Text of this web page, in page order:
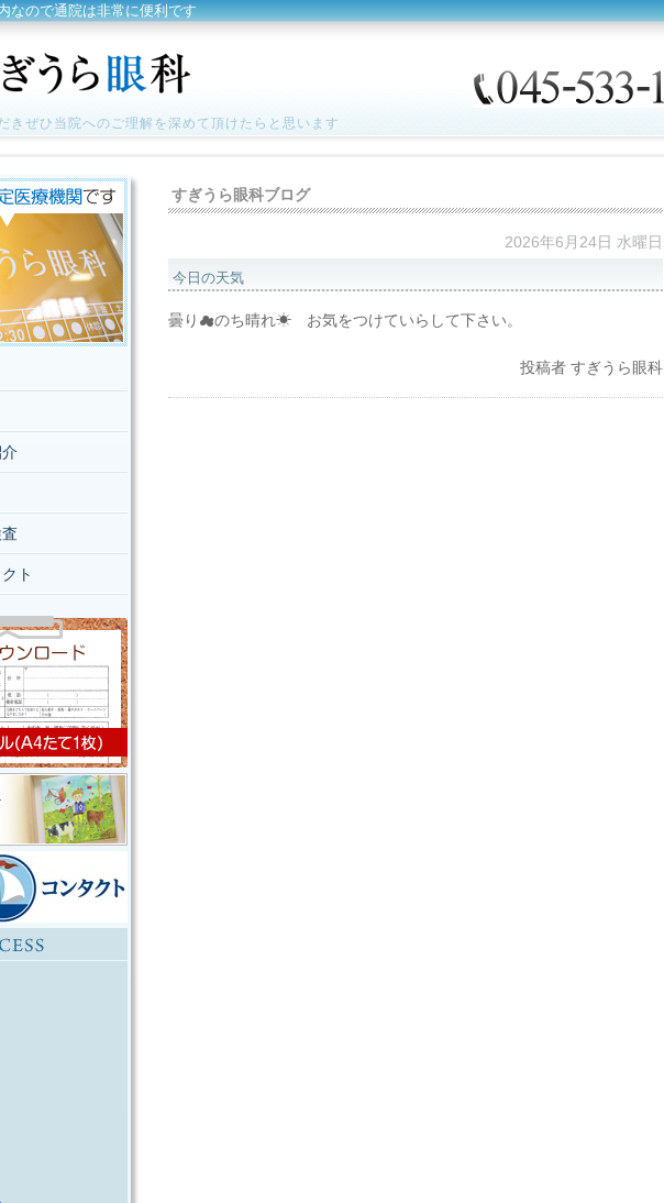
なので通院は非常に便利です
きぜひ当院へのご理解を深めて頂けたらと思います
すぎうら眼科ブログ
2026年6月24日 水曜日
今日の天気
曇り☁のち晴れ☀ お気をつけていらして下さい。
投稿者 すぎうら眼科
ト